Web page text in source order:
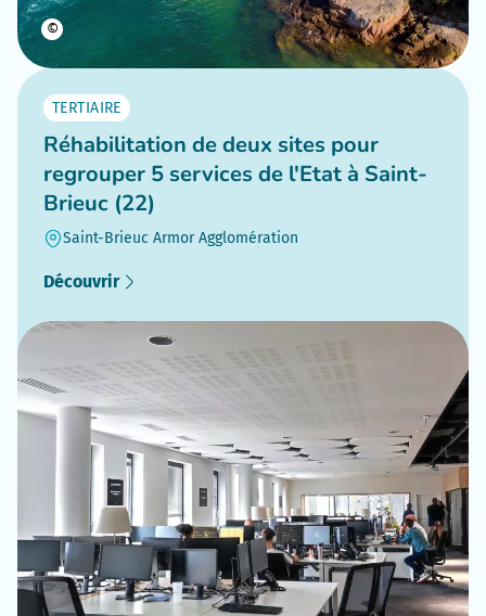
©
TERTIAIRE
Réhabilitation de deux sites pour
regrouper 5 services de l'Etat à Saint-
Brieuc (22)
Saint-Brieuc Armor Agglomération
Découvrir